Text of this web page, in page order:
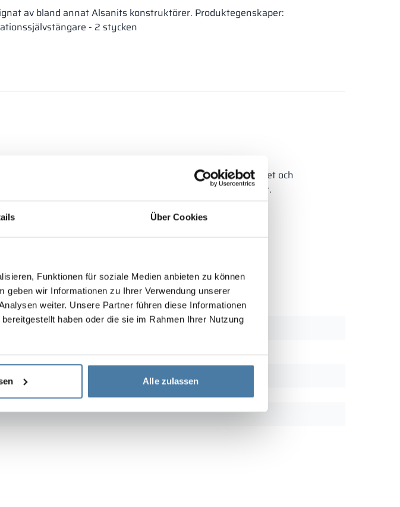
Über Cookies
Funktionen für soziale Medien anbieten zu können
geben wir Informationen zu Ihrer Verwendung unserer
weiter. Unsere Partner führen diese Informationen
haben oder die sie im Rahmen Ihrer Nutzung
Alle zulassen
av bland annat Alsanits konstruktörer. Produktegenskaper:
- 2 stycken
Tack vare detta kännetecknas de av exceptionell hållbarhet och
varje detalj gör dem till ett utmärkt val för krävande miljöer.